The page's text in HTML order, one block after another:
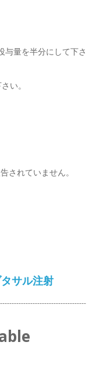
与量を半分にして下さ
い。
されていません。
サル注射